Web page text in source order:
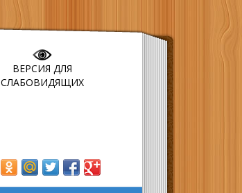
ВЕРСИЯ ДЛЯ
СЛАБОВИДЯЩИХ